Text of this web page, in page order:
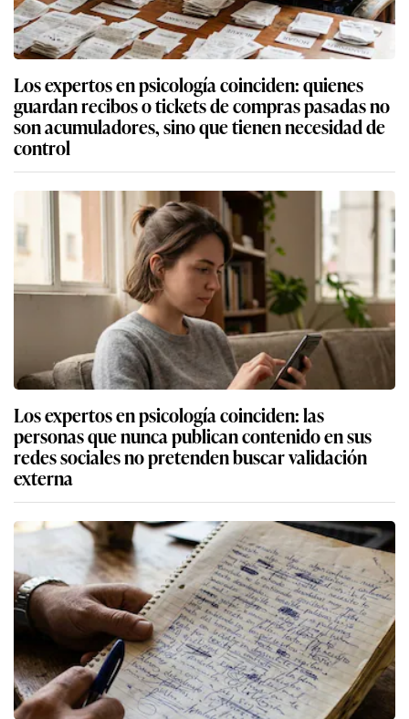
Los expertos en psicología coinciden: quienes
guardan recibos o tickets de compras pasadas no
son acumuladores, sino que tienen necesidad de
control
Los expertos en psicología coinciden: las
personas que nunca publican contenido en sus
redes sociales no pretenden buscar validación
externa